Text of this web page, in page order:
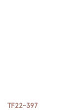
TF22-397